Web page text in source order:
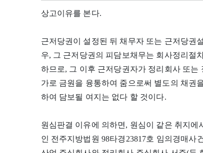
상고이유를 본다.
근저당권이 설정된 뒤 채무자 또는 근저당권
우, 그 근저당권의 피담보채무는 회사정리절
하므로, 그 이후 근저당권자가 정리회사 또
가로 금원을 융통하여 줌으로써 별도의 채권
하여 담보될 여지는 없다 할 것이다.
원심판결 이유에 의하면, 원심이 같은 취지
인 전주지방법원 98타경23817호 임의경매